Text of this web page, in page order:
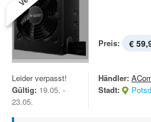
Preis: €
Leider verpasst!
Gültig: 19.05. -
23.05.
Händler:
Stadt: